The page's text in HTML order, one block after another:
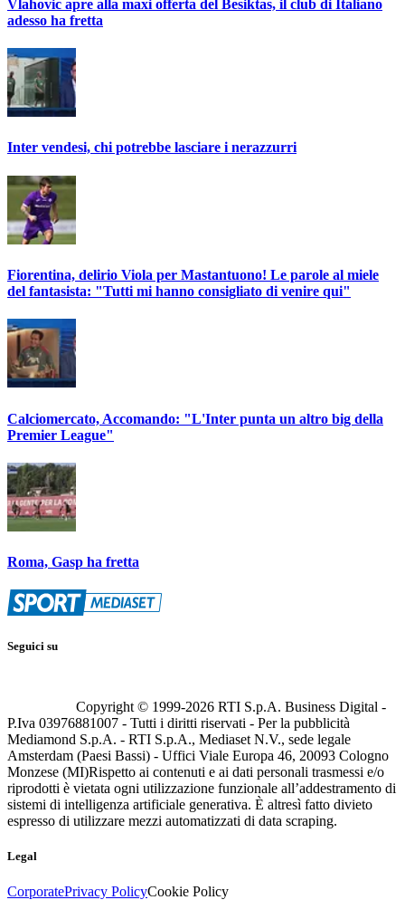
Vlahovic apre alla maxi offerta del Besiktas, il club di Italiano
adesso ha fretta
Inter vendesi, chi potrebbe lasciare i nerazzurri
Fiorentina, delirio Viola per Mastantuono! Le parole al miele
del fantasista: "Tutti mi hanno consigliato di venire qui"
Calciomercato, Accomando: "L'Inter punta un altro big della
Premier League"
Roma, Gasp ha fretta
Seguici su
Copyright © 1999-2026 RTI S.p.A. Business Digital -
P.Iva 03976881007 - Tutti i diritti riservati - Per la pubblicità
Mediamond S.p.A. - RTI S.p.A., Mediaset N.V., sede legale
Amsterdam (Paesi Bassi) - Uffici Viale Europa 46, 20093 Cologno
Monzese (MI)Rispetto ai contenuti e ai dati personali trasmessi e/o
riprodotti è vietata ogni utilizzazione funzionale all’addestramento di
sistemi di intelligenza artificiale generativa. È altresì fatto divieto
espresso di utilizzare mezzi automatizzati di data scraping.
Legal
CorporatePrivacy PolicyCookie Policy